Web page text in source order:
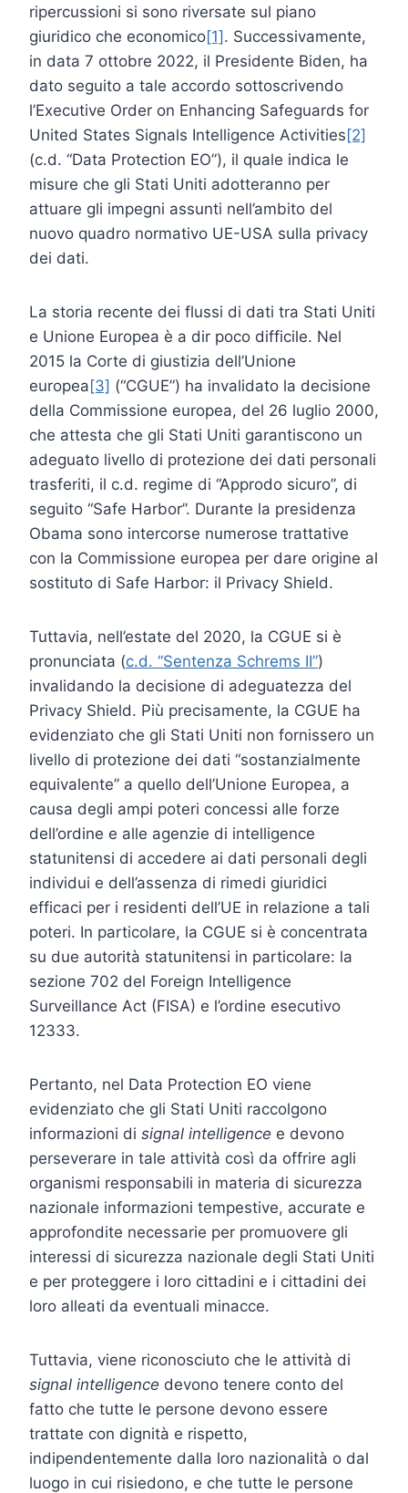
ripercussioni si sono riversate sul piano
giuridico che economico[1]. Successivamente,
in data 7 ottobre 2022, il Presidente Biden, ha
dato seguito a tale accordo sottoscrivendo
l’Executive Order on Enhancing Safeguards for
United States Signals Intelligence Activities[2]
(c.d. “Data Protection EO”), il quale indica le
misure che gli Stati Uniti adotteranno per
attuare gli impegni assunti nell’ambito del
nuovo quadro normativo UE-USA sulla privacy
dei dati.
La storia recente dei flussi di dati tra Stati Uniti
e Unione Europea è a dir poco difficile. Nel
2015 la Corte di giustizia dell’Unione
europea[3] (“CGUE”) ha invalidato la decisione
della Commissione europea, del 26 luglio 2000,
che attesta che gli Stati Uniti garantiscono un
adeguato livello di protezione dei dati personali
trasferiti, il c.d. regime di “Approdo sicuro”, di
seguito “Safe Harbor”. Durante la presidenza
Obama sono intercorse numerose trattative
con la Commissione europea per dare origine al
sostituto di Safe Harbor: il Privacy Shield.
Tuttavia, nell’estate del 2020, la CGUE si è
pronunciata (c.d. “Sentenza Schrems II”)
invalidando la decisione di adeguatezza del
Privacy Shield. Più precisamente, la CGUE ha
evidenziato che gli Stati Uniti non fornissero un
livello di protezione dei dati “sostanzialmente
equivalente” a quello dell’Unione Europea, a
causa degli ampi poteri concessi alle forze
dell’ordine e alle agenzie di intelligence
statunitensi di accedere ai dati personali degli
individui e dell’assenza di rimedi giuridici
efficaci per i residenti dell’UE in relazione a tali
poteri. In particolare, la CGUE si è concentrata
su due autorità statunitensi in particolare: la
sezione 702 del Foreign Intelligence
Surveillance Act (FISA) e l’ordine esecutivo
12333.
Pertanto, nel Data Protection EO viene
evidenziato che gli Stati Uniti raccolgono
informazioni di signal intelligence e devono
perseverare in tale attività così da offrire agli
organismi responsabili in materia di sicurezza
nazionale informazioni tempestive, accurate e
approfondite necessarie per promuovere gli
interessi di sicurezza nazionale degli Stati Uniti
e per proteggere i loro cittadini e i cittadini dei
loro alleati da eventuali minacce.
Tuttavia, viene riconosciuto che le attività di
signal intelligence devono tenere conto del
fatto che tutte le persone devono essere
trattate con dignità e rispetto,
indipendentemente dalla loro nazionalità o dal
luogo in cui risiedono, e che tutte le persone